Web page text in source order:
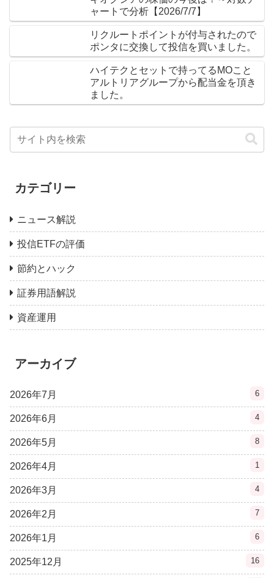
ャートで分析【2026/7/7】
リクルートポイントが付与されたので
ポンタに交換して投信を買いました。
ハイテクとセットで持ってるMOこと
アルトリアグループから配当金を頂き
ました。
カテゴリー
ニュース解説
投信ETFの評価
節約とハック
証券用語解説
資産運用
アーカイブ
2026年7月 6
2026年6月 4
2026年5月 8
2026年4月 1
2026年3月 4
2026年2月 7
2026年1月 6
2025年12月 16